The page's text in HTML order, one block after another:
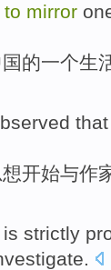
to mirror
的一个生
开始与作
is strictly
.